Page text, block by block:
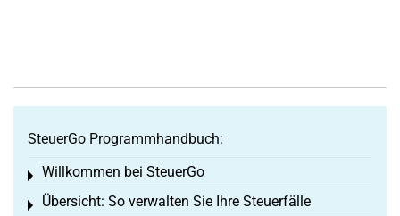
SteuerGo Programmhandbuch:
Willkommen bei SteuerGo
Toggle menu
Übersicht: So verwalten Sie Ihre Steuerfälle
Toggle menu